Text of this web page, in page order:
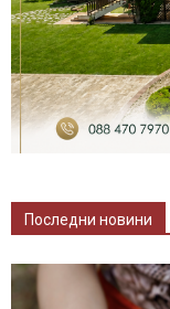
Последни новини